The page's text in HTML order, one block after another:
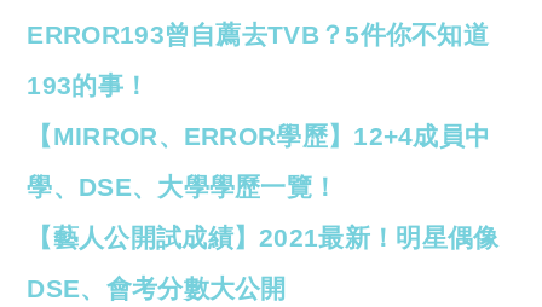
ERROR193曾自薦去TVB？5件你不知道
193的事！
【MIRROR、ERROR學歷】12+4成員中
學、DSE、大學學歷一覽！
【藝人公開試成績】2021最新！明星偶像
DSE、會考分數大公開